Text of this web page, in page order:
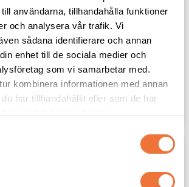
användarna, tillhandahålla funktioner
och analysera vår trafik. Vi
sådana identifierare och annan
enhet till de sociala medier och
som vi samarbetar med.
kombinera informationen med annan
har tillhandahållit eller som de har
- 1 liter
spädning
PSH Blandflaska - 500
ml
av schampo, balsam mm.
49kr